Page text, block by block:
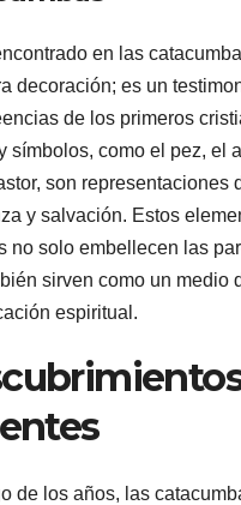
en las
decoración; es un
de los primeros
símbolos, como el pez, el
son representaciones
y salvación. Estos
no solo embellecen las
sirven como un medio
espiritual.
de los años, las